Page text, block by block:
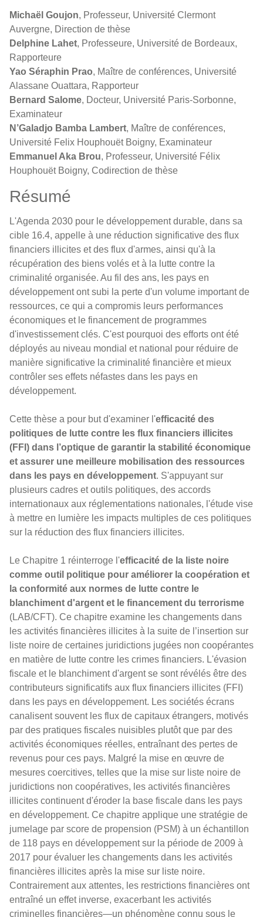
Michaël Goujon, Professeur, Université Clermont
Auvergne, Direction de thèse
Delphine Lahet, Professeure, Université de Bordeaux,
Rapporteure
Yao Séraphin Prao, Maître de conférences, Université
Alassane Ouattara, Rapporteur
Bernard Salome, Docteur, Université Paris-Sorbonne,
Examinateur
N’Galadjo Bamba Lambert, Maître de conférences,
Université Felix Houphouët Boigny, Examinateur
Emmanuel Aka Brou, Professeur, Université Félix
Houphouët Boigny, Codirection de thèse
Résumé
L'Agenda 2030 pour le développement durable, dans sa
cible 16.4, appelle à une réduction significative des flux
financiers illicites et des flux d'armes, ainsi qu'à la
récupération des biens volés et à la lutte contre la
criminalité organisée. Au fil des ans, les pays en
développement ont subi la perte d'un volume important de
ressources, ce qui a compromis leurs performances
économiques et le financement de programmes
d'investissement clés. C'est pourquoi des efforts ont été
déployés au niveau mondial et national pour réduire de
manière significative la criminalité financière et mieux
contrôler ses effets néfastes dans les pays en
développement.
Cette thèse a pour but d'examiner l'efficacité des
politiques de lutte contre les flux financiers illicites
(FFI) dans l’optique de garantir la stabilité économique
et assurer une meilleure mobilisation des ressources
dans les pays en développement. S'appuyant sur
plusieurs cadres et outils politiques, des accords
internationaux aux réglementations nationales, l'étude vise
à mettre en lumière les impacts multiples de ces politiques
sur la réduction des flux financiers illicites.
Le Chapitre 1 réinterroge l'efficacité de la liste noire
comme outil politique pour améliorer la coopération et
la conformité aux normes de lutte contre le
blanchiment d'argent et le financement du terrorisme
(LAB/CFT). Ce chapitre examine les changements dans
les activités financières illicites à la suite de l’insertion sur
liste noire de certaines juridictions jugées non coopérantes
en matière de lutte contre les crimes financiers. L'évasion
fiscale et le blanchiment d'argent se sont révélés être des
contributeurs significatifs aux flux financiers illicites (FFI)
dans les pays en développement. Les sociétés écrans
canalisent souvent les flux de capitaux étrangers, motivés
par des pratiques fiscales nuisibles plutôt que par des
activités économiques réelles, entraînant des pertes de
revenus pour ces pays. Malgré la mise en œuvre de
mesures coercitives, telles que la mise sur liste noire de
juridictions non coopératives, les activités financières
illicites continuent d'éroder la base fiscale dans les pays
en développement. Ce chapitre applique une stratégie de
jumelage par score de propension (PSM) à un échantillon
de 118 pays en développement sur la période de 2009 à
2017 pour évaluer les changements dans les activités
financières illicites après la mise sur liste noire.
Contrairement aux attentes, les restrictions financières ont
entraîné un effet inverse, exacerbant les activités
criminelles financières—un phénomène connu sous le